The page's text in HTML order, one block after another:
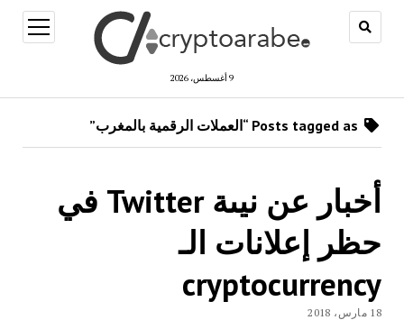
9 أغسطس، 2026
open
menu
أخبار عن نيىة Twitter في
حظر إعلانات الـ
cryptocurrency
18 مارس، 2018